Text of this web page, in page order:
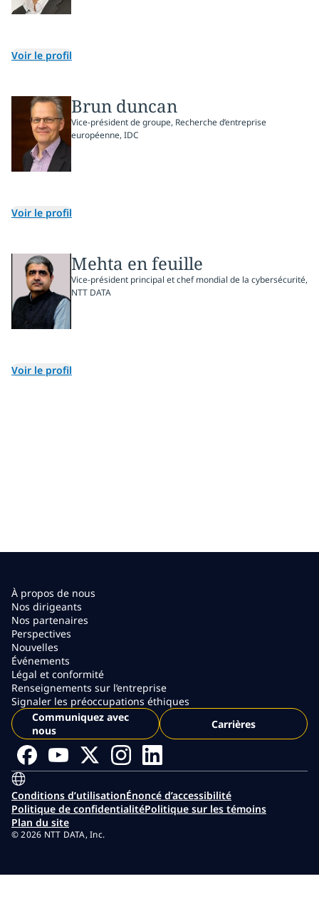
Voir le profil
Brun duncan
Vice-président de groupe, Recherche d’entreprise
européenne, IDC
Voir le profil
Mehta en feuille
Vice-président principal et chef mondial de la cybersécurité,
NTT DATA
Voir le profil
À propos de nous
Nos dirigeants
Nos partenaires
Perspectives
Nouvelles
Événements
Légal et conformité
Renseignements sur l’entreprise
Signaler les préoccupations éthiques
Communiquez avec
nous
Carrières
Conditions d’utilisationÉnoncé d’accessibilité
Politique de confidentialitéPolitique sur les témoins
Plan du site
© 2026 NTT DATA, Inc.